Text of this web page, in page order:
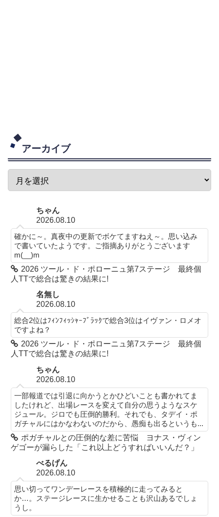
アーカイブ
ちゃん
2026.08.10
確かに～。真夜中の更新でボケてますねえ～。思い込み
で書いていたようです。ご指摘ありがとうございます
m(__)m
2026 ツール・ド・ポローニュ第7ステージ 最終個
人TTで総合は驚きの結果に!
名無し
2026.08.10
総合2位はﾌｨﾝﾌｨｯｼｬｰﾌﾞﾗｯｸで総合3位はイヴァン・ロメオ
ですよね？
2026 ツール・ド・ポローニュ第7ステージ 最終個
人TTで総合は驚きの結果に!
ちゃん
2026.08.10
一部報道では引退に向かうとかひどいことも書かれてま
したけれど、出場レースを変えて自分の思うようなスケ
ジュール。ジロでも圧倒的勝利。それでも、タデイ・ポ
ガチャルにはかなわないのだから、愚痴も出るというも...
ポガチャルとの圧倒的な差に苦悩 ヨナス・ヴィン
ゲゴーが漏らした「これ以上どうすればいいんだ？」
べるげん
2026.08.10
思い切ってワンデーレースを積極的に走ってみると
か…。ステージレースに生かせることも沢山あるでしょ
うし。